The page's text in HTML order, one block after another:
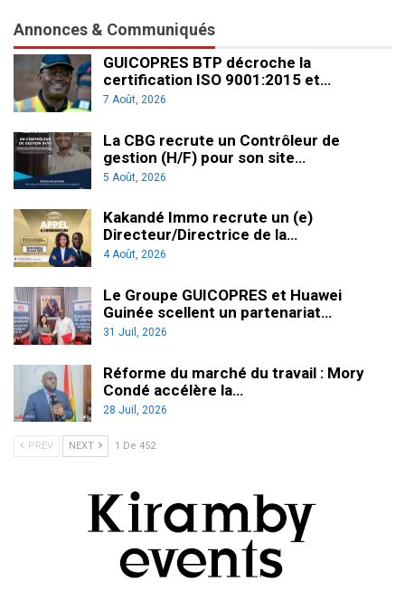
Annonces & Communiqués
GUICOPRES BTP décroche la
certification ISO 9001:2015 et…
7 Août, 2026
La CBG recrute un Contrôleur de
gestion (H/F) pour son site…
5 Août, 2026
Kakandé Immo recrute un (e)
Directeur/Directrice de la…
4 Août, 2026
Le Groupe GUICOPRES et Huawei
Guinée scellent un partenariat…
31 Juil, 2026
Réforme du marché du travail : Mory
Condé accélère la…
28 Juil, 2026
PREV NEXT 1 De 452